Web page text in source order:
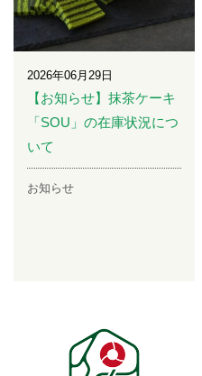
2026年06月29日
【お知らせ】抹茶ケーキ
「SOU」の在庫状況につ
いて
お知らせ